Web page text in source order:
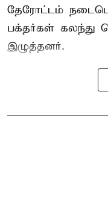
தேரோட்டம்
பக்தர்கள் கலந்து
இழுத்தனர்.